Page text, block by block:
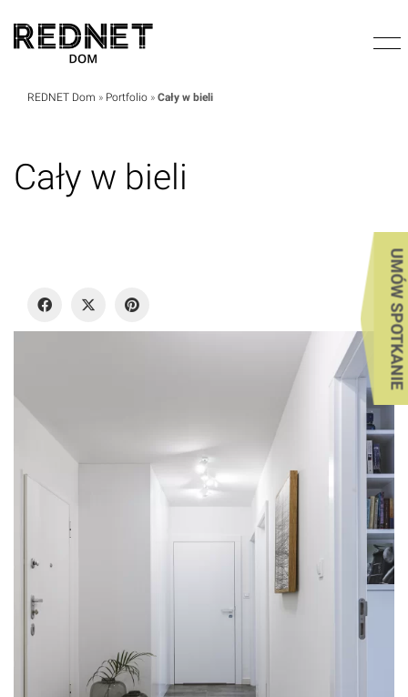
UMÓW SPOTKANIE
REDNET Dom » Portfolio » Cały w bieli
Cały w bieli